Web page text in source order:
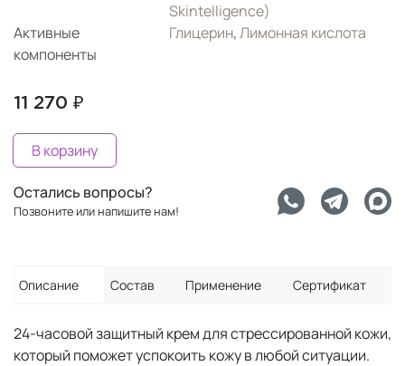
Skintelligence)
Активные
компоненты
Глицерин,Лимонная кислота
11 270 ₽
В корзину
Остались вопросы?
Позвоните или напишите нам!
Описание Состав Применение Сертификат
24-часовой защитный крем для стрессированной кожи,
который поможет успокоить кожу в любой ситуации.